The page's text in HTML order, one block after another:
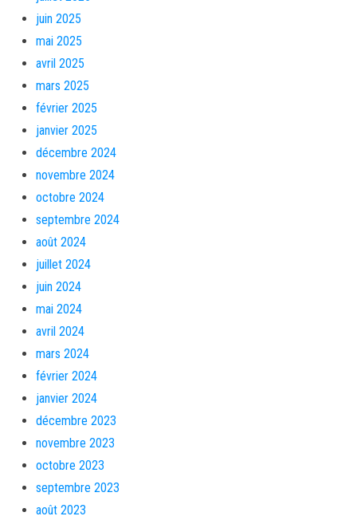
juin 2025
mai 2025
avril 2025
mars 2025
février 2025
janvier 2025
décembre 2024
novembre 2024
octobre 2024
septembre 2024
août 2024
juillet 2024
juin 2024
mai 2024
avril 2024
mars 2024
février 2024
janvier 2024
décembre 2023
novembre 2023
octobre 2023
septembre 2023
août 2023